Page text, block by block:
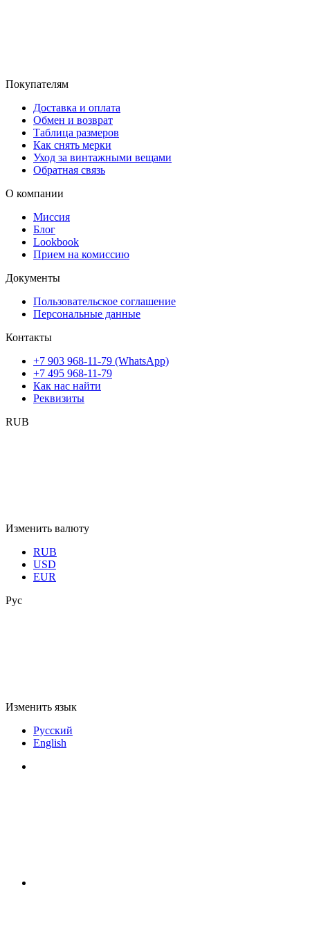
Покупателям
Доставка и оплата
Обмен и возврат
Таблица размеров
Как снять мерки
Уход за винтажными вещами
Обратная связь
О компании
Миссия
Блог
Lookbook
Прием на комиссию
Документы
Пользовательское соглашение
Персональные данные
Контакты
+7 903 968-11-79 (WhatsApp)
+7 495 968-11-79
Как нас найти
Реквизиты
RUB
Изменить валюту
RUB
USD
EUR
Рус
Изменить язык
Русский
English